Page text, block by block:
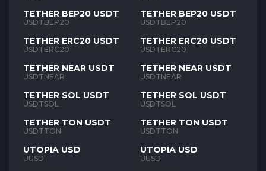
TETHER BEP20 USDT
USDTBEP20
TETHER ERC20 USDT
USDTERC20
TETHER NEAR USDT
USDTNEAR
TETHER SOL USDT
USDTSOL
TETHER TON USDT
USDTTON
UTOPIA USD
UUSD
TETHER BEP20 USDT
USDTBEP20
TETHER ERC20 USDT
USDTERC20
TETHER NEAR USDT
USDTNEAR
TETHER SOL USDT
USDTSOL
TETHER TON USDT
USDTTON
UTOPIA USD
UUSD